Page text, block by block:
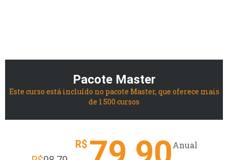
Pacote Master
Este curso está incluído no pacote Master, que oferece mais
de 1.500 cursos
R$ Anual